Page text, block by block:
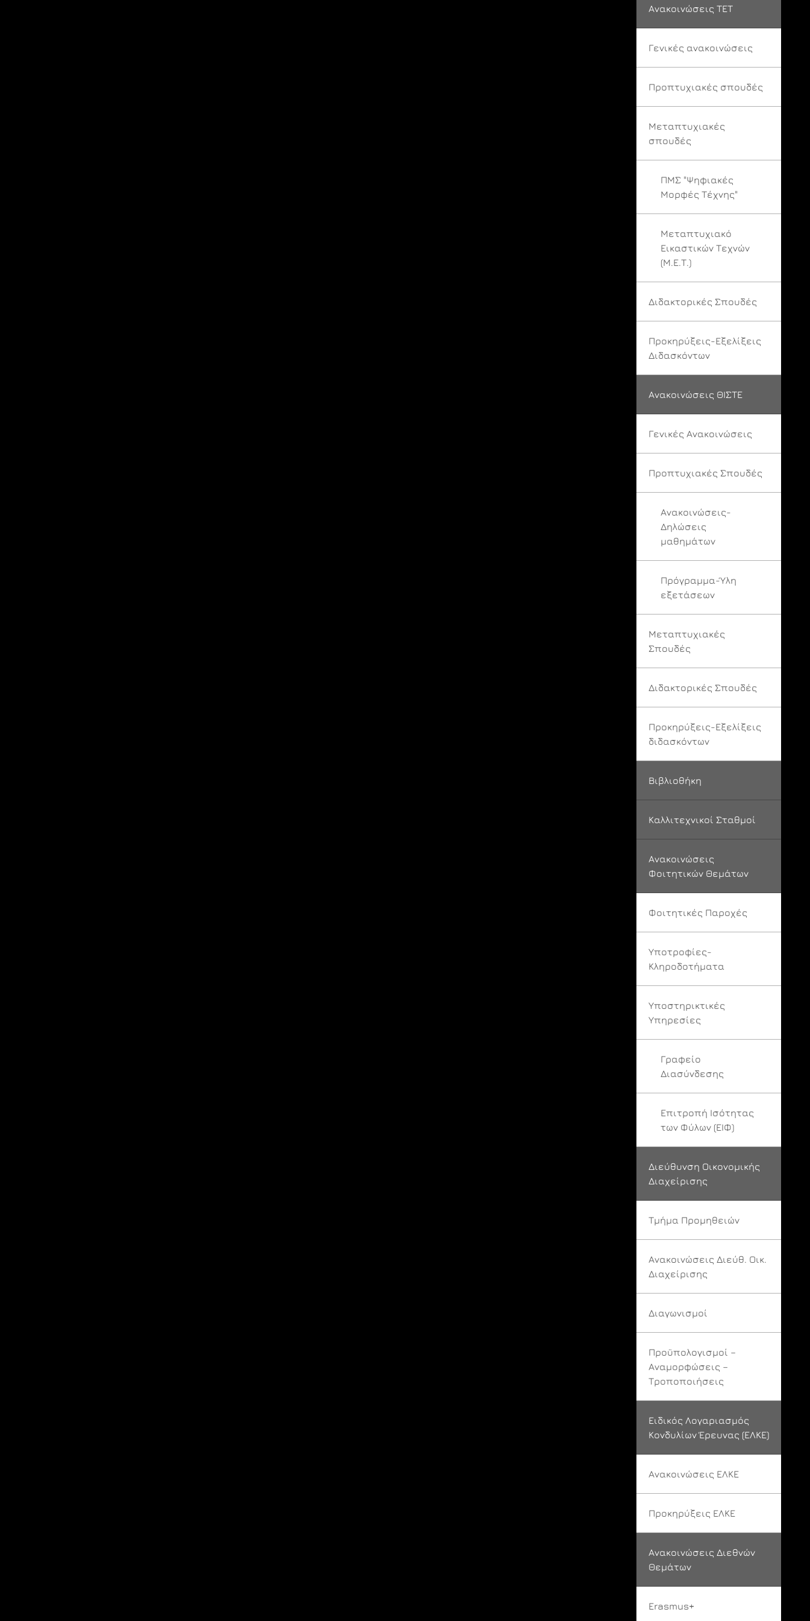
Ανακοινώσεις ΤΕΤ
Γενικές ανακοινώσεις
Προπτυχιακές σπουδές
Μεταπτυχιακές
σπουδές
ΠΜΣ "Ψηφιακές
Μορφές Τέχνης"
Μεταπτυχιακό
Εικαστικών Τεχνών
(Μ.Ε.Τ.)
Διδακτορικές Σπουδές
Προκηρύξεις-Εξελίξεις
Διδασκόντων
Ανακοινώσεις ΘΙΣΤΕ
Γενικές Ανακοινώσεις
Προπτυχιακές Σπουδές
Ανακοινώσεις-
Δηλώσεις
μαθημάτων
Πρόγραμμα-Ύλη
εξετάσεων
Μεταπτυχιακές
Σπουδές
Διδακτορικές Σπουδές
Προκηρύξεις-Εξελίξεις
διδασκόντων
Βιβλιοθήκη
Καλλιτεχνικοί Σταθμοί
Ανακοινώσεις
Φοιτητικών Θεμάτων
Φοιτητικές Παροχές
Υποτροφίες-
Κληροδοτήματα
Υποστηρικτικές
Υπηρεσίες
Γραφείο
Διασύνδεσης
Επιτροπή Ισότητας
των Φύλων (ΕΙΦ)
Διεύθυνση Οικονομικής
Διαχείρισης
Τμήμα Προμηθειών
Ανακοινώσεις Διεύθ. Οικ.
Διαχείρισης
Διαγωνισμοί
Προϋπολογισμοί –
Αναμορφώσεις –
Τροποποιήσεις
Ειδικός Λογαριασμός
Κονδυλίων Έρευνας (ΕΛΚΕ)
Ανακοινώσεις ΕΛΚΕ
Προκηρύξεις ΕΛΚΕ
Ανακοινώσεις Διεθνών
Θεμάτων
Erasmus+